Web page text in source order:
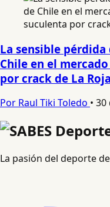
La sensible
Chile en el
por crack de La Roja
Por Raul Tiki Toledo • 30
La pasión del deporte